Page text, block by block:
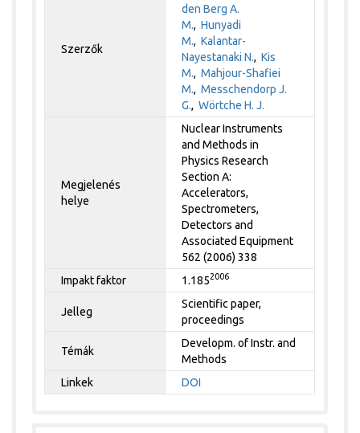
Szerzők
den Berg A.
M.,Hunyadi
M.,Kalantar-
Nayestanaki N.,Kis
M.,Mahjour-Shafiei
M.,Messchendorp J.
G.,Wörtche H. J.
Megjelenés
helye
Nuclear Instruments
and Methods in
Physics Research
Section A:
Accelerators,
Spectrometers,
Detectors and
Associated Equipment
562 (2006) 338
Impakt faktor
1.1852006
Jelleg
Scientific paper,
proceedings
Témák
Developm. of Instr. and
Methods
Linkek
DOI